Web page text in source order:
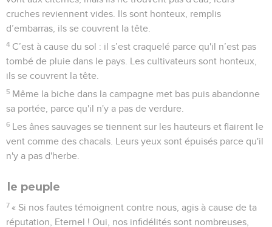
cruches reviennent vides. Ils sont honteux, remplis
d’embarras, ils se couvrent la tête.
4 C’est à cause du sol : il s’est craquelé parce qu'il n’est pas
tombé de pluie dans le pays. Les cultivateurs sont honteux,
ils se couvrent la tête.
5 Même la biche dans la campagne met bas puis abandonne
sa portée, parce qu'il n'y a pas de verdure.
6 Les ânes sauvages se tiennent sur les hauteurs et flairent le
vent comme des chacals. Leurs yeux sont épuisés parce qu'il
n'y a pas d'herbe.
le peuple
7 « Si nos fautes témoignent contre nous, agis à cause de ta
réputation, Eternel ! Oui, nos infidélités sont nombreuses,